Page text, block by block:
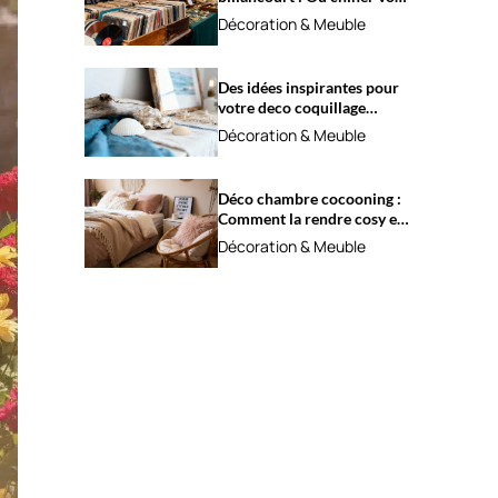
trésors ?
Décoration & Meuble
Des idées inspirantes pour
votre deco coquillage
marine
Décoration & Meuble
Déco chambre cocooning :
Comment la rendre cosy et
apaisante ?
Décoration & Meuble